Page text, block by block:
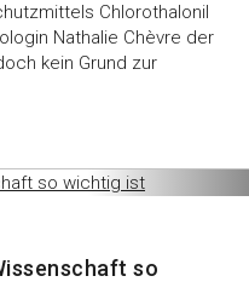
Chlorothalonil
Nathalie Chèvre der
kein Grund zur
so